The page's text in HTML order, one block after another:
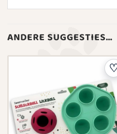
ANDERE SUGGESTIES…